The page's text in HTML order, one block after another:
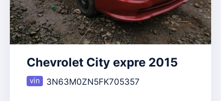
Chevrolet City expre 2015
3N63M0ZN5FK705357